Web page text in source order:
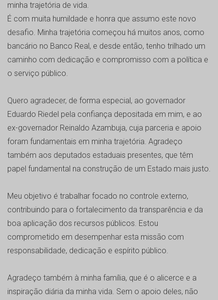
minha trajetória de vida.
É com muita humildade e honra que assumo este novo
desafio. Minha trajetória começou há muitos anos, como
bancário no Banco Real, e desde então, tenho trilhado um
caminho com dedicação e compromisso com a política e
o serviço público.
Quero agradecer, de forma especial, ao governador
Eduardo Riedel pela confiança depositada em mim, e ao
ex-governador Reinaldo Azambuja, cuja parceria e apoio
foram fundamentais em minha trajetória. Agradeço
também aos deputados estaduais presentes, que têm
papel fundamental na construção de um Estado mais justo.
Meu objetivo é trabalhar focado no controle externo,
contribuindo para o fortalecimento da transparência e da
boa aplicação dos recursos públicos. Estou
comprometido em desempenhar esta missão com
responsabilidade, dedicação e espírito público.
Agradeço também à minha família, que é o alicerce e a
inspiração diária da minha vida. Sem o apoio deles, não